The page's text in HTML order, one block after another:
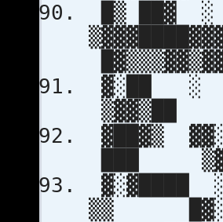
█▒ ██▓
▓░██ ░ ▓
▒▓▓▒██
▓██▓▒
███ ▒▓▒
▓░▓████
▒▒